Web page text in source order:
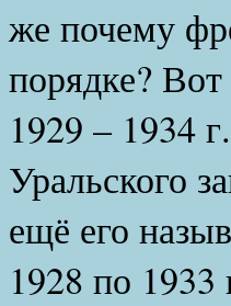
же почему
порядке?
1929 – 1934
Уральского
ещё его
1928 по 1933